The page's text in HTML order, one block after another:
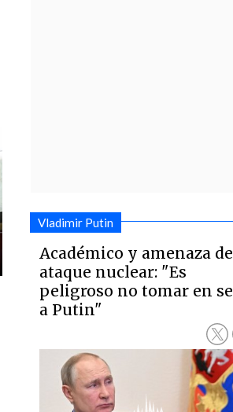
Vladimir Putin
Académico y amenaza de
ataque nuclear: "Es
peligroso no tomar en
a Putin"